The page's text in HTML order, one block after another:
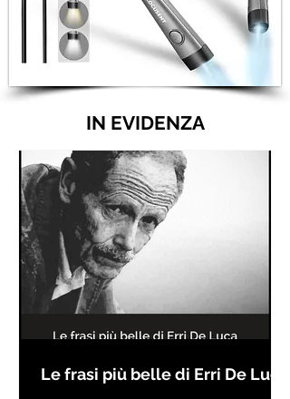
IN EVIDENZA
Le frasi più belle di Erri De Luca